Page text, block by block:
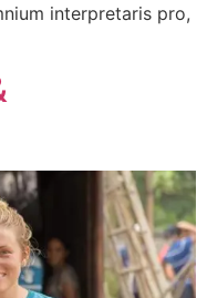
interpretaris pro,